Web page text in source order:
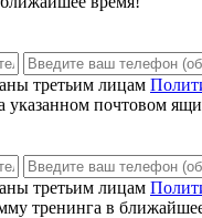
третьим лицам
указанном почтовом
третьим лицам
тренинга в